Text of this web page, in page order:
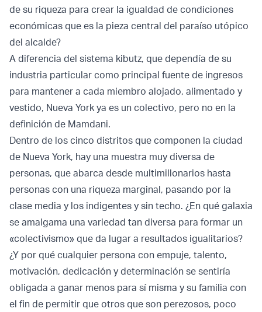
de su riqueza para crear la igualdad de condiciones
económicas que es la pieza central del paraíso utópico
del alcalde?
A diferencia del sistema kibutz, que dependía de su
industria particular como principal fuente de ingresos
para mantener a cada miembro alojado, alimentado y
vestido, Nueva York ya es un colectivo, pero no en la
definición de Mamdani.
Dentro de los cinco distritos que componen la ciudad
de Nueva York, hay una muestra muy diversa de
personas, que abarca desde multimillonarios hasta
personas con una riqueza marginal, pasando por la
clase media y los indigentes y sin techo. ¿En qué galaxia
se amalgama una variedad tan diversa para formar un
«colectivismo» que da lugar a resultados igualitarios?
¿Y por qué cualquier persona con empuje, talento,
motivación, dedicación y determinación se sentiría
obligada a ganar menos para sí misma y su familia con
el fin de permitir que otros que son perezosos, poco